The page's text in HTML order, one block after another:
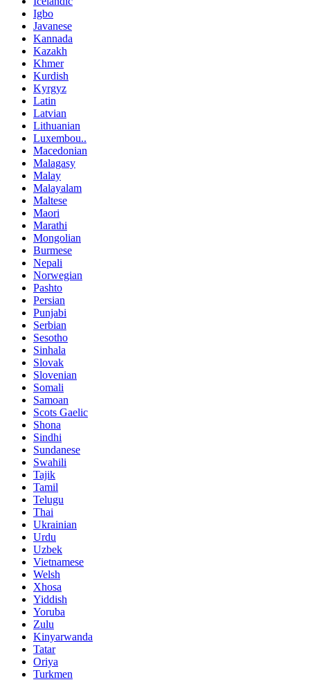
Igbo
Javanese
Kannada
Kazakh
Khmer
Kurdish
Kyrgyz
Latin
Latvian
Lithuanian
Luxembou..
Macedonian
Malagasy
Malay
Malayalam
Maltese
Maori
Marathi
Mongolian
Burmese
Nepali
Norwegian
Pashto
Persian
Punjabi
Serbian
Sesotho
Sinhala
Slovak
Slovenian
Somali
Samoan
Scots Gaelic
Shona
Sindhi
Sundanese
Swahili
Tajik
Tamil
Telugu
Thai
Ukrainian
Urdu
Uzbek
Vietnamese
Welsh
Xhosa
Yiddish
Yoruba
Zulu
Kinyarwanda
Tatar
Oriya
Turkmen